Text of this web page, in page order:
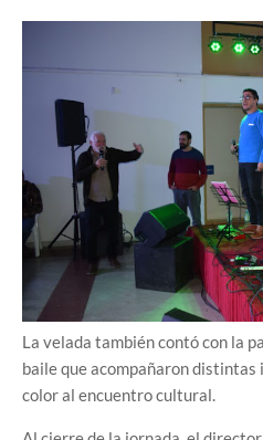
La velada también contó con la
baile que acompañaron
color al encuentro cultural.